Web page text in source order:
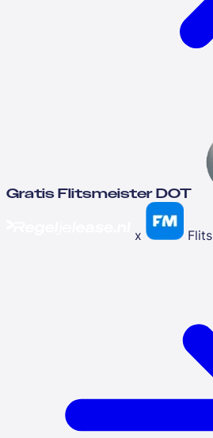
Gratis Flitsmeister DOT
x